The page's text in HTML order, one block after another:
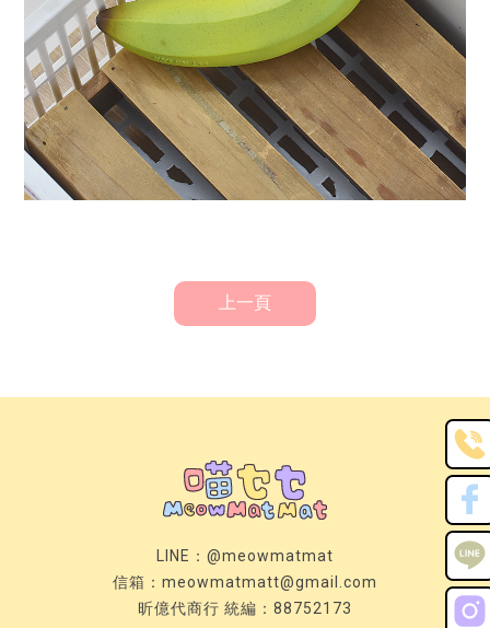
上一頁
LINE： @meowmatmat
信箱： meowmatmatt@gmail.com
昕億代商行 統編：88752173